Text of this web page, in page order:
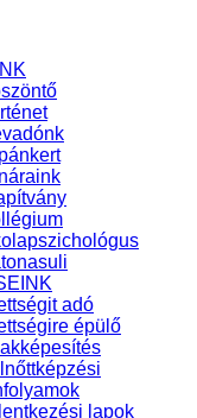
adó
épülő
lapok